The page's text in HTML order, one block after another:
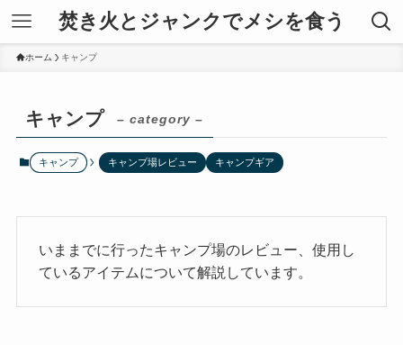
焚き火とジャンクでメシを食う
ホーム キャンプ
キャンプ – category –
キャンプ キャンプ場レビュー キャンプギア
いままでに行ったキャンプ場のレビュー、使用し
ているアイテムについて解説しています。